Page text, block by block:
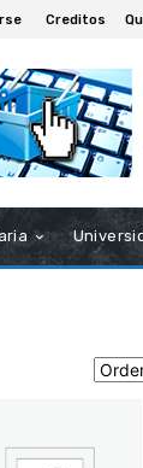
Creditos